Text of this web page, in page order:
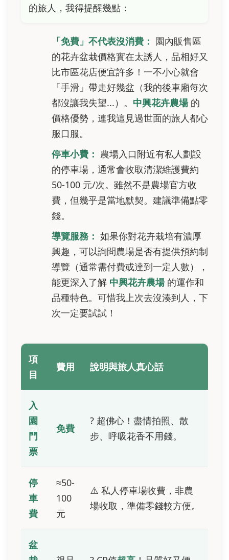
的旅人，我得提醒幾點：
「免費」不代表沒消費： 園內販售區
的花卉盆栽價格實在太誘人，品相好又
比市區花店便宜許多！一不小心就會
「手滑」帶走好幾盆（我的後車廂每次
都沒讓我失望...）。 中興花卉農場的
價格優勢，連我這見過世面的旅人都心
服口服。
停車小費： 農場入口附近有私人劃設
的停車場，通常會收取清潔維護費約
50-100 元/次。雖然不是農場官方收
費，但幾乎是當地默契。建議準備點零
錢。
導覽服務： 如果你對花卉栽培有濃厚
興趣，可以詢問農場是否有提供預約制
導覽（通常需付費或達到一定人數），
能更深入了解 中興花卉農場的運作和
品種特色。可惜我上次去沒湊到人，下
次一定要試試！
項
目
費用 說明與旅人真心話
入
園
門
票
免費
? 超佛心！盡情拍照、散
步、呼吸花香不用錢。
停
車
費
≈50-
100
元
⚠️ 私人停車場收費，非農
場收取，準備零錢較方便。
盆